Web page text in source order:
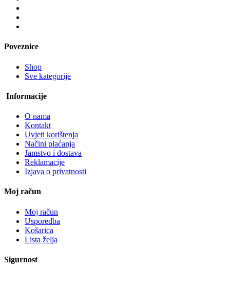
Poveznice
Shop
Sve kategorije
Informacije
O nama
Kontakt
Uvjeti korištenja
Načini plaćanja
Jamstvo i dostava
Reklamacije
Izjava o privatnosti
Moj račun
Moj račun
Usporedba
Košarica
Lista želja
Sigurnost